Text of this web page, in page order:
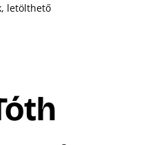
letölthető